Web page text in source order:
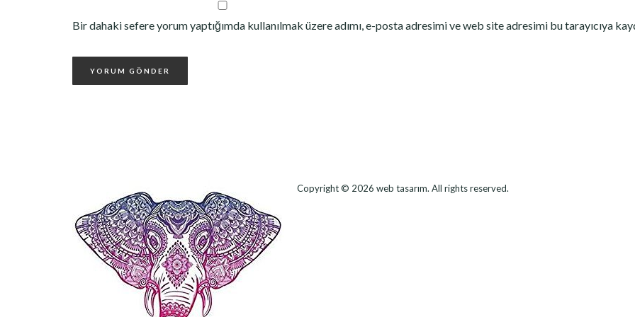
Bir dahaki sefere yorum yaptığımda kullanılmak üzere adımı, e-posta adresimi ve web site adresimi bu tarayıcıya
Copyright © 2026 web tasarım. All rights reserved.